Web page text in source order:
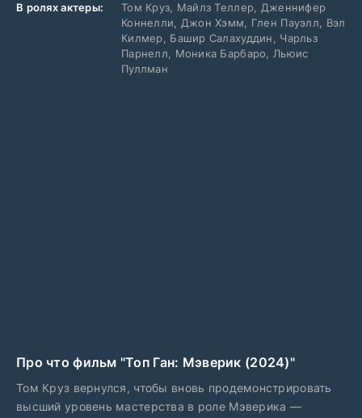
В ролях актеры:
Том Круз, Майлз Теллер, Дженнифер
Коннелли, Джон Хэмм, Глен Пауэлл, Вэл
Килмер, Башир Салахуддин, Чарльз
Парнелл, Моника Барбаро, Льюис
Пуллман
Про что фильм "Топ Ган: Мэверик (2024)"
Том Круз вернулся, чтобы вновь продемонстрировать
высший уровень мастерства в роле Мэверика —